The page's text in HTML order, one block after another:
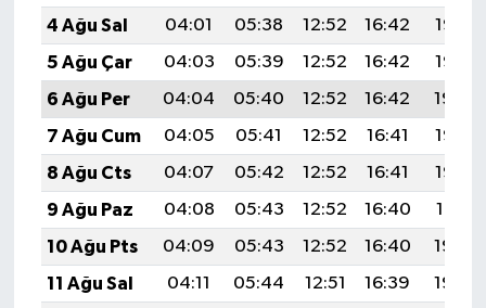
4 Ağu Sal
04:01 05:38 12:52 16:42
19:57
5 Ağu Çar
04:03 05:39 12:52 16:42
19:55
6 Ağu Per
04:04 05:40 12:52 16:42
19:54
7 Ağu Cum
04:05 05:41 12:52 16:41
19:53
8 Ağu Cts
04:07 05:42 12:52 16:41
19:52
9 Ağu Paz
04:08 05:43 12:52 16:40
19:51
10 Ağu Pts
04:09 05:43 12:52 16:40
19:50
11 Ağu Sal
04:11 05:44 12:51 16:39
19:49